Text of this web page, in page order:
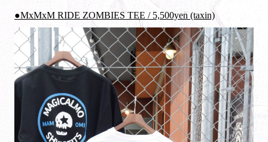
●MxMxM RIDE ZOMBIES TEE / 5,500yen (taxin)